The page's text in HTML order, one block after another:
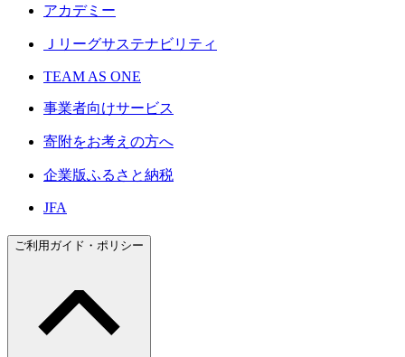
アカデミー
Ｊリーグサステナビリティ
TEAM AS ONE
事業者向けサービス
寄附をお考えの方へ
企業版ふるさと納税
JFA
ご利用ガイド・ポリシー